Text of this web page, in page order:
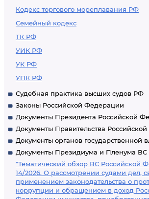
Кодекс торгового мореплавания РФ
Семейный кодекс
ТК РФ
УИК РФ
УК РФ
УПК РФ
Судебная практика высших судов РФ
Законы Российской Федерации
Документы Президента Российской
Документы Правительства
Документы органов государственной
Документы Президиума и Пленума
"Тематический обзор ВС Российской
14/2026. О рассмотрении судами дел,
применением законодательства о
коррупции и обращением в доход